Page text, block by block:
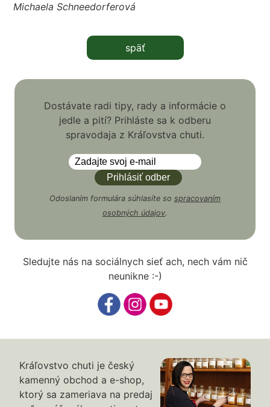
Michaela Schneedorferová
späť
Dostávate radi tipy, rady a informácie o
jedle a pití? Prihláste sa k odberu
spravodaja z Kráľovstva chuti.
Odoslaním formulára súhlasíte so spracovaním
osobných údajov.
Sledujte nás na sociálnych sieť ach, nech vám nič
neunikne :-)
Kráľovstvo chuti je český
kamenný obchod a e-shop,
ktorý sa zameriava na predaj